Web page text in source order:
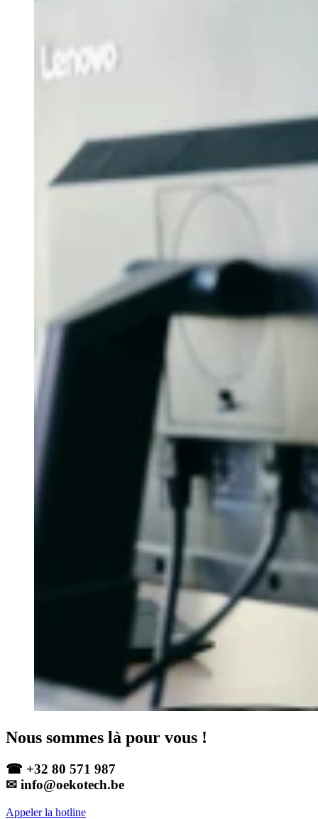
Nous sommes là pour vous !
☎ +32 80 571 987
✉ info@oekotech.be
Appeler la hotline